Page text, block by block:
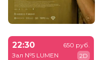
22:30
Зал №5 LUMEN
650 руб.
2D